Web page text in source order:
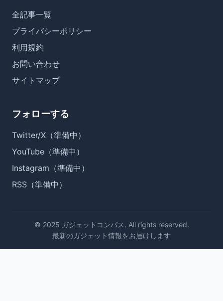
全記事一覧
プライバシーポリシー
利用規約
お問い合わせ
サイトマップ
フォローする
Twitter/X（準備中）
YouTube（準備中）
Instagram（準備中）
RSS（準備中）
© 2025 ガジェットコンパス. All rights reserved.
最新のガジェット情報をお届けします